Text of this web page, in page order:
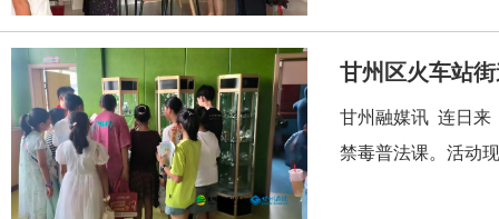
甘州区火车站
甘州融媒讯 连日来
禁毒普法课。活动